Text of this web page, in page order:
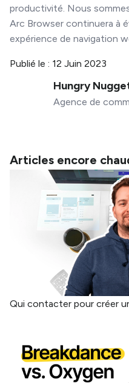
productivité. Nous
Arc Browser continuera à
expérience de navigation
Publié le : 12 Juin 2023
Hungry
Agence de
Articles encore
Qui contacter pour créer